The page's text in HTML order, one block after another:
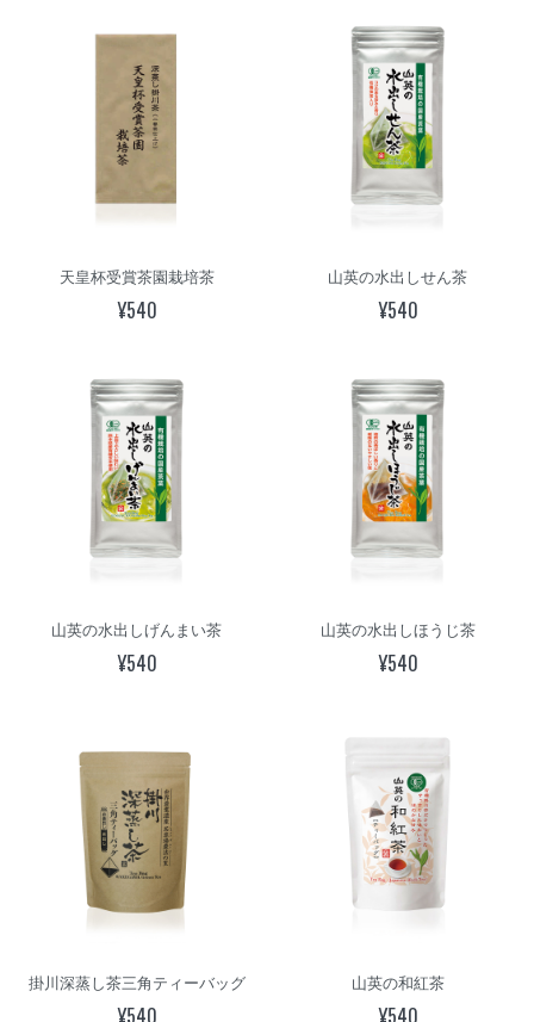
天皇杯受賞茶園栽培茶
¥540
山英の水出しせん茶
¥540
山英の水出しげんまい茶
¥540
山英の水出しほうじ茶
¥540
掛川深蒸し茶三角ティーバッグ
¥540
山英の和紅茶
¥540